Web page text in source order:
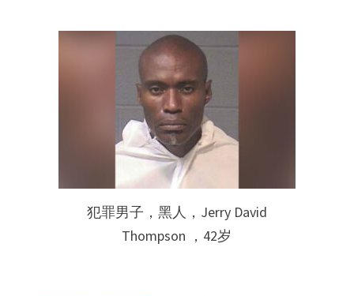
犯罪男子，黑人，Jerry David
Thompson ，42岁